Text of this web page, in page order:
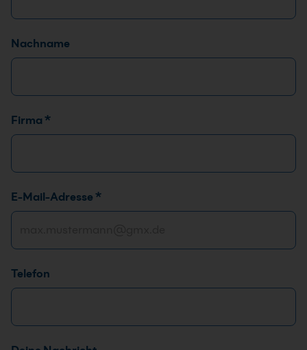
Nachname
Firma *
*
E
M
l
A
d
E-Mail-Adresse *
Telefon